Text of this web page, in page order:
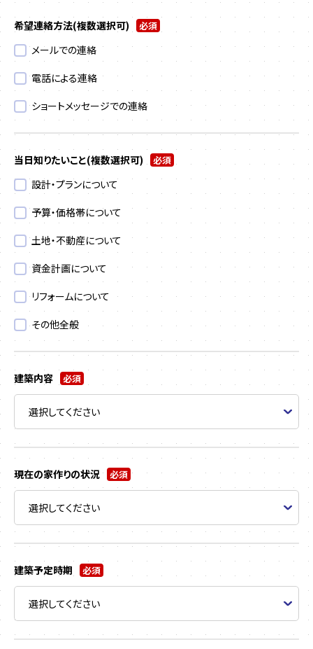
希望連絡方法(複数選択可) 必須
メールでの連絡
電話による連絡
ショートメッセージでの連絡
当日知りたいこと(複数選択可) 必須
設計・プランについて
予算・価格帯について
土地・不動産について
資金計画について
リフォームについて
その他全般
建築内容 必須
現在の家作りの状況 必須
建築予定時期 必須